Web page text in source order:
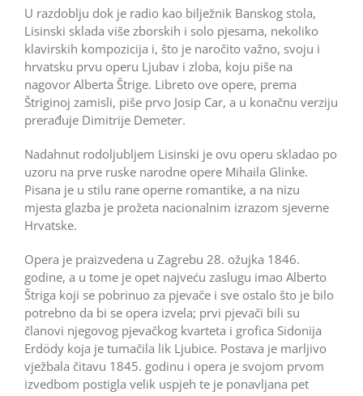
U razdoblju dok je radio kao bilježnik Banskog stola,
Lisinski sklada više zborskih i solo pjesama, nekoliko
klavirskih kompozicija i, što je naročito važno, svoju i
hrvatsku prvu operu Ljubav i zloba, koju piše na
nagovor Alberta Štrige. Libreto ove opere, prema
Štriginoj zamisli, piše prvo Josip Car, a u konačnu verziju
prerađuje Dimitrije Demeter.
Nadahnut rodoljubljem Lisinski je ovu operu skladao po
uzoru na prve ruske narodne opere Mihaila Glinke.
Pisana je u stilu rane operne romantike, a na nizu
mjesta glazba je prožeta nacionalnim izrazom sjeverne
Hrvatske.
Opera je praizvedena u Zagrebu 28. ožujka 1846.
godine, a u tome je opet najveću zaslugu imao Alberto
Štriga koji se pobrinuo za pjevače i sve ostalo što je bilo
potrebno da bi se opera izvela; prvi pjevači bili su
članovi njegovog pjevačkog kvarteta i grofica Sidonija
Erdödy koja je tumačila lik Ljubice. Postava je marljivo
vježbala čitavu 1845. godinu i opera je svojom prvom
izvedbom postigla velik uspjeh te je ponavljana pet